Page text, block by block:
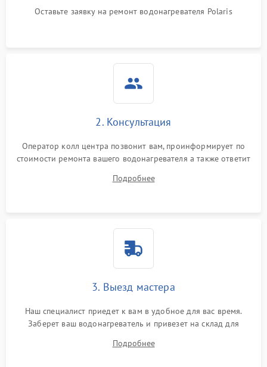
Оставьте заявку на ремонт водонагревателя Polaris
2. Консультация
Оператор колл центра позвонит вам, проинформирует по
стоимости ремонта вашего водонагревателя а также ответит
Подробнее
3. Выезд мастера
Наш специалист приедет к вам в удобное для вас время.
Заберет ваш водонагреватель и привезет на склад для
Подробнее